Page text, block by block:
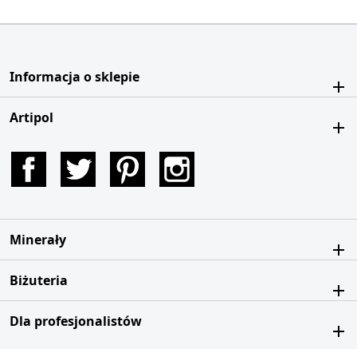
Informacja o sklepie
Artipol
Facebook Twitter Pinterest
Minerały
Biżuteria
Dla profesjonalistów